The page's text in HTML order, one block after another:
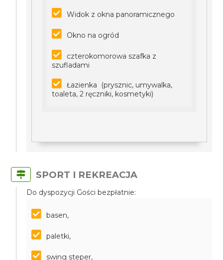
Widok z okna panoramicznego
Okno na ogród
czterokomorowa szafka z
szufladami
Łazienka (prysznic, umywalka,
toaleta, 2 ręczniki, kosmetyki)
SPORT I REKREACJA
Do dyspozycji Gości bezpłatnie:
basen,
paletki,
swing steper,